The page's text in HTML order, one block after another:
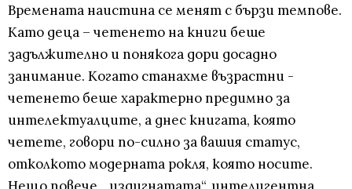
Времената наистина се менят с бързи темпове.
Като деца – четенето на книги беше
задължително и понякога дори досадно
занимание. Когато станахме възрастни -
четенето беше характерно предимно за
интелектуалците, а днес книгата, която
четете, говори по-силно за вашия статус,
отколкото модерната рокля, която носите.